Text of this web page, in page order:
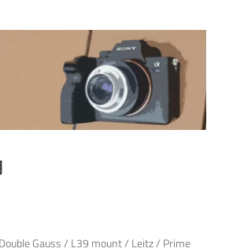
Double Gauss/ L39 mount/ Leitz/ Prime